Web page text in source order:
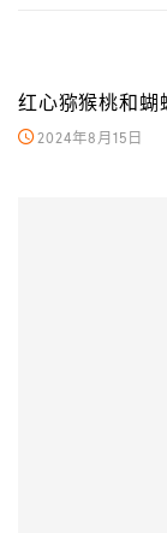
红心猕猴桃和蝴
2024年8月15日